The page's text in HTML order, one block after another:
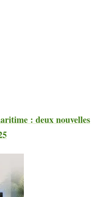
: deux nouvelles